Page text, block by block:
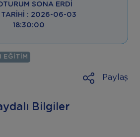
SONA ERDI
TARIHI : 2026-06-03
18:30:00
EĞITIM
Paylaş
Bilgiler